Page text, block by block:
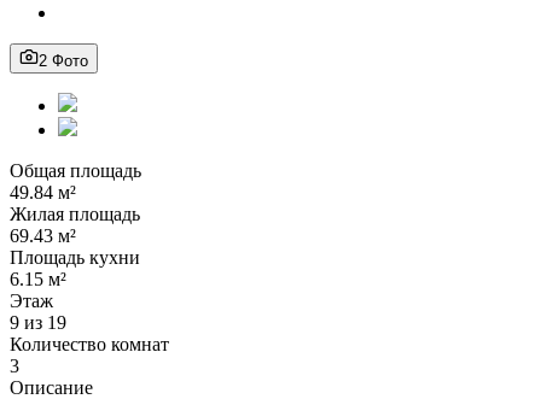
2 Фото
Общая площадь
49.84 м²
Жилая площадь
69.43 м²
Площадь кухни
6.15 м²
Этаж
9 из 19
Количество комнат
3
Описание